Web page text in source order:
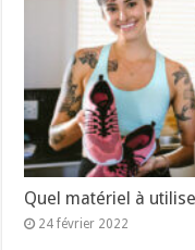
Quel matériel à
24 février 2022